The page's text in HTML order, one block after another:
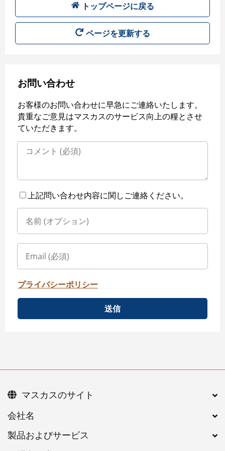
トップページに戻る
ページを更新する
お問い合わせ
お客様のお問い合わせに早急にご連絡いたします。
貴重なご意見はマスカスのサービス向上の糧とさせ
ていただきます。
上記問い合わせ内容に関しご連絡ください。
プライバシーポリシー
送信
会社名
製品およびサービス
マスカスのサイト